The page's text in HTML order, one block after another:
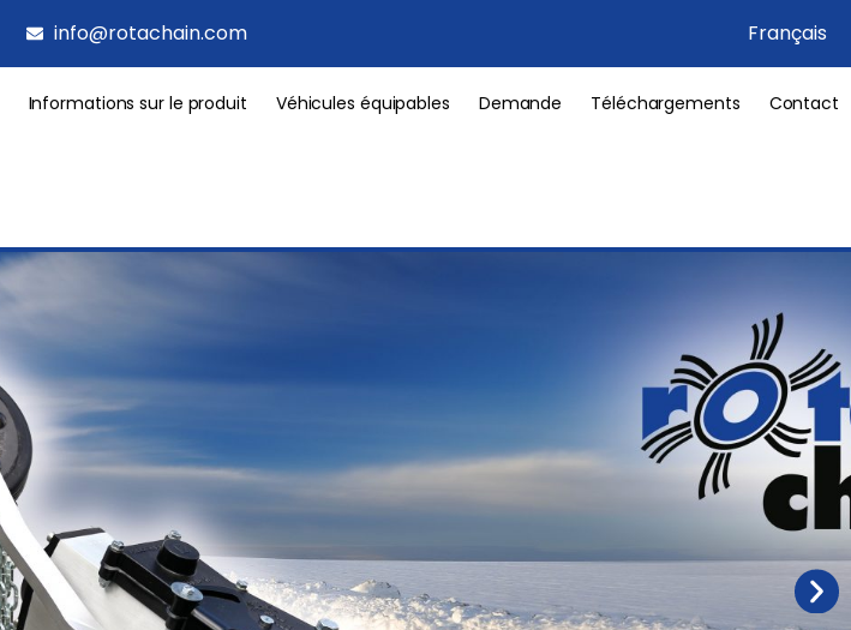
Français
info@rotachain.com
Informations sur le produit Véhicules équipables Demande Téléchargements Contact